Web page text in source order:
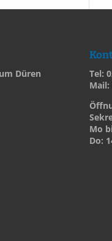
Düren
Tel:
Mail:
Mo
Do: